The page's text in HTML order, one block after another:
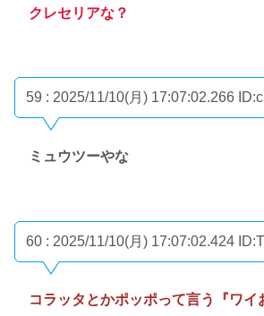
クレセリアな？
59 : 2025/11/10(月) 17:07:02.266
ミュウツーやな
60 : 2025/11/10(月) 17:07:02.424
コラッタとかポッポって言う『ワイ